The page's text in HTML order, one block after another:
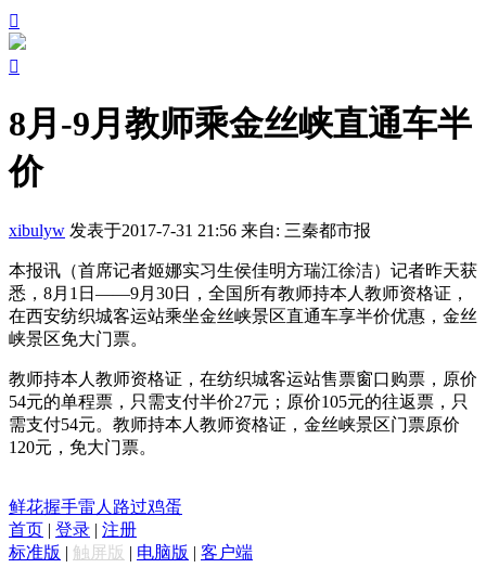


8月-9月教师乘金丝峡直通车半
价
xibulyw 发表于2017-7-31 21:56 来自: 三秦都市报
本报讯（首席记者姬娜实习生侯佳明方瑞江徐洁）记者昨天获
悉，8月1日——9月30日，全国所有教师持本人教师资格证，
在西安纺织城客运站乘坐金丝峡景区直通车享半价优惠，金丝
峡景区免大门票。
教师持本人教师资格证，在纺织城客运站售票窗口购票，原价
54元的单程票，只需支付半价27元；原价105元的往返票，只
需支付54元。教师持本人教师资格证，金丝峡景区门票原价
120元，免大门票。
鲜花握手雷人 路过鸡蛋
首页 | 登录 | 注册
标准版 | 触屏版 | 电脑版 | 客户端